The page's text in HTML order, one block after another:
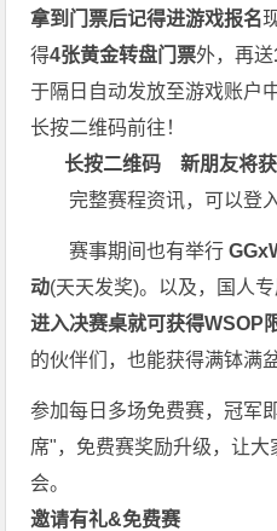
拿到门票后记得进游戏报名
得4张黄金转盘门票外，再送
于隔日自动发放至游戏账户
长按二维码前往！
长按二维码新朋友将
完整赛程资讯，可以登
赛事期间也有举行
动(天天发奖)。以及，国人
进入决赛桌就可获得WSOP
的伙伴们，也能获得满钵满
参加每日多场免费赛，冠军
席"， 免费赛奖励升级，让大
会。
邀请有礼&免费赛